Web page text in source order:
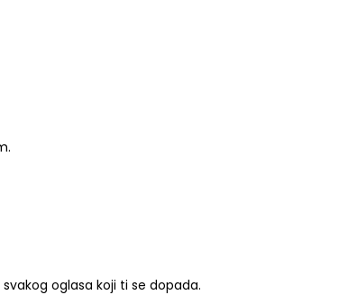
oglasa koji ti se dopada.